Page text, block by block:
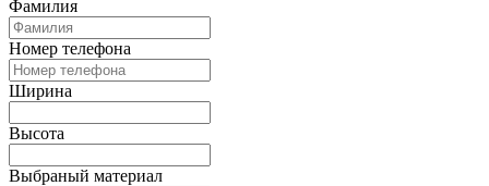
Фамилия
Номер телефона
Ширина
Высота
Выбраный материал